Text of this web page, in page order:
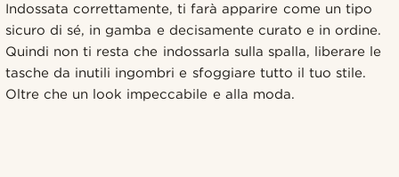
Indossata correttamente, ti farà apparire come un tipo
sicuro di sé, in gamba e decisamente curato e in ordine.
Quindi non ti resta che indossarla sulla spalla, liberare le
tasche da inutili ingombri e sfoggiare tutto il tuo stile.
Oltre che un look impeccabile e alla moda.